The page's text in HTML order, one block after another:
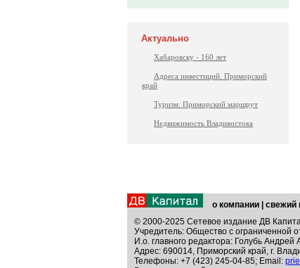
Актуально
Хабаровску - 160 лет
Адреса инвестиций. Приморский
край
Туризм: Приморский маршрут
Недвижимость Владивостока
о компании свежий
© 2000-2025 Сетевое издание ДВ
Учредитель: Общество с ограниченной
И.о. главного редактора: Голубь Андрей
Адрес: 690014, Приморский край, г.
Телефоны: +7 (423) 245-04-85; Email: